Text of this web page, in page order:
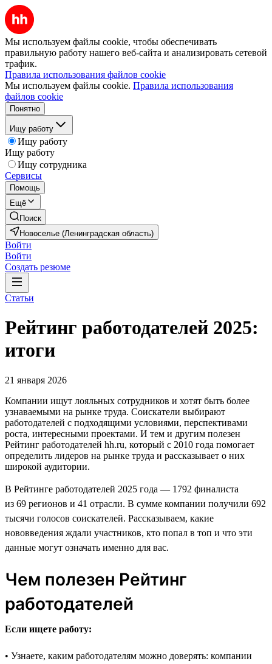
Мы используем файлы cookie, чтобы обеспечивать
правильную работу нашего веб-сайта и анализировать сетевой
трафик.
Правила использования файлов cookie
Мы используем файлы cookie. Правила использования
файлов cookie
Понятно
Ищу работу
Ищу работу
Ищу работу
Ищу сотрудника
Сервисы
Помощь
Ещё
Поиск
Новоселье (Ленинградская область)
Войти
Войти
Создать резюме
Статьи
Рейтинг работодателей 2025:
итоги
21 января 2026
Компании ищут лояльных сотрудников и хотят быть более
узнаваемыми на рынке труда. Соискатели выбирают
работодателей с подходящими условиями, перспективами
роста, интересными проектами. И тем и другим полезен
Рейтинг работодателей hh.ru, который с 2010 года помогает
определить лидеров на рынке труда и рассказывает о них
широкой аудитории.
В Рейтинге работодателей 2025 года — 1792 финалиста
из 69 регионов и 41 отрасли. В сумме компании получили 692
тысячи голосов соискателей. Рассказываем, какие
нововведения ждали участников, кто попал в топ и что эти
данные могут означать именно для вас.
Чем полезен Рейтинг
работодателей
Если ищете работу:
• Узнаете, каким работодателям можно доверять: компании